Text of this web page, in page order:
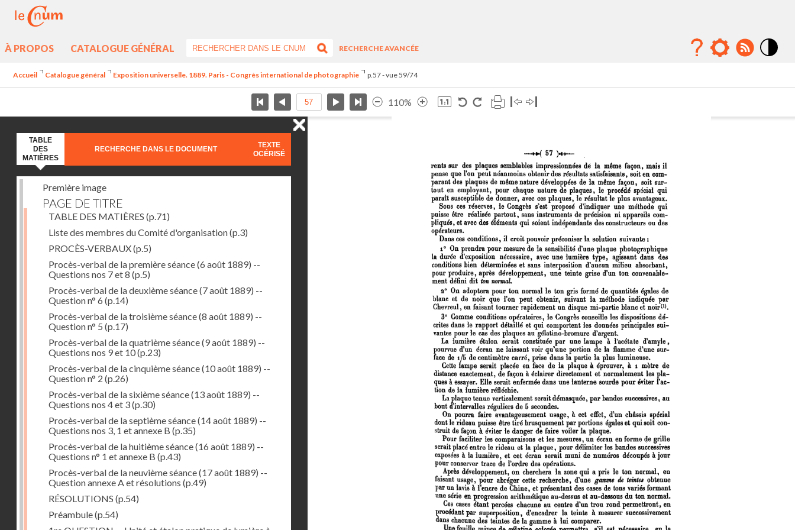
À PROPOS CATALOGUE GÉNÉRAL
RECHERCHE AVANCÉE
Accueil Catalogue général Exposition universelle. 1889. Paris - Congrès international de photographie p.57 - vue 59/74
110%
TABLE
DES
MATIÈRES
RECHERCHE DANS LE DOCUMENT
TEXTE
OCÉRISÉ
Première image
PAGE DE TITRE
TABLE DES MATIÈRES (p.71)
Liste des membres du Comité d'organisation(p.3)
PROCÈS-VERBAUX(p.5)
Procès-verbal de la première séance (6 août 1889) --
Questions nos 7 et 8 (p.5)
Procès-verbal de la deuxième séance (7 août 1889) --
Question n° 6 (p.14)
Procès-verbal de la troisième séance (8 août 1889) --
Question n° 5 (p.17)
Procès-verbal de la quatrième séance (9 août 1889) --
Questions nos 9 et 10(p.23)
Procès-verbal de la cinquième séance (10 août 1889) --
Question n° 2 (p.26)
Procès-verbal de la sixième séance (13 août 1889) --
Questions nos 4 et 3(p.30)
Procès-verbal de la septième séance (14 août 1889) --
Questions nos 3, 1 et annexe B (p.35)
Procès-verbal de la huitième séance (16 août 1889) --
Questions n° 1 et annexe B (p.43)
Procès-verbal de la neuvième séance (17 août 1889) --
Question annexe A et résolutions (p.49)
RÉSOLUTIONS (p.54)
Préambule(p.54)